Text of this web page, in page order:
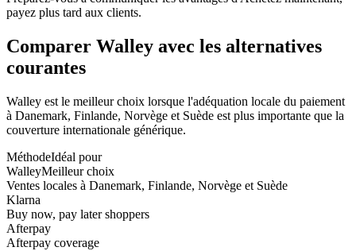
payez plus tard aux clients.
Comparer Walley avec les alternatives
courantes
Walley est le meilleur choix lorsque l'adéquation locale du paiement
à Danemark, Finlande, Norvège et Suède est plus importante que la
couverture internationale générique.
MéthodeIdéal pour
WalleyMeilleur choix
Ventes locales à Danemark, Finlande, Norvège et Suède
Klarna
Buy now, pay later shoppers
Afterpay
Afterpay coverage